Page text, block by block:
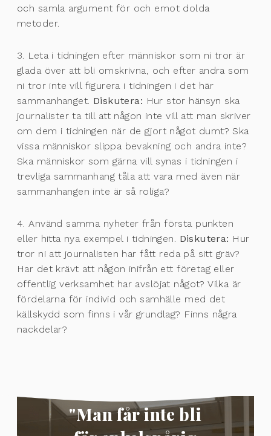
och samla argument för och emot dolda
metoder.
3. Leta i tidningen efter människor som ni tror är
glada över att bli omskrivna, och efter andra som
ni tror inte vill figurera i tidningen i det här
sammanhanget. Diskutera: Hur stor hänsyn ska
journalister ta till att någon inte vill att man skriver
om dem i tidningen när de gjort något dumt? Ska
vissa människor slippa bevakning och andra inte?
Ska människor som gärna vill synas i tidningen i
trevliga sammanhang tåla att vara med även när
sammanhangen inte är så roliga?
4. Använd samma nyheter från första punkten
eller hitta nya exempel i tidningen. Diskutera: Hur
tror ni att journalisten har fått reda på sitt gräv?
Har det krävt att någon inifrån ett företag eller
offentlig verksamhet har avslöjat något? Vilka är
fördelarna för individ och samhälle med det
källskydd som finns i vår grundlag? Finns några
nackdelar?
"Man får inte bli